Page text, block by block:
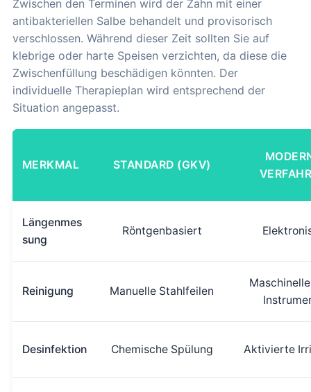
Zwischen den Terminen wird der Zahn mit einer
antibakteriellen Salbe behandelt und provisorisch
verschlossen. Während dieser Zeit sollten Sie auf
klebrige oder harte Speisen verzichten, da diese die
Zwischenfüllung beschädigen könnten. Der
individuelle Therapieplan wird entsprechend der
Situation angepasst.
MERKMAL STANDARD (GKV)
Längenmes
sung
Röntgenbasiert
Reinigung Manuelle Stahlfeilen
Desinfektion Chemische Spülung Aktivierte